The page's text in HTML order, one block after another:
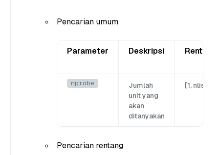
Pencarian umum
Parameter Deskripsi Rentang
nprobe
Jumlah
unit yang
akan
ditanyakan
[1, nlist]
Pencarian rentang